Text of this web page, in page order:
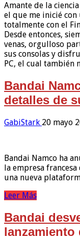
Amante de la
el que me inicié con
totalmente con el
Desde entonces,
venas, orgulloso
sus consolas y
PC, el cual también
Bandai
detalles de
GabiStark 20 mayo
Bandai Namco ha
la empresa
una nueva
Leer Más
Bandai
lanzamiento